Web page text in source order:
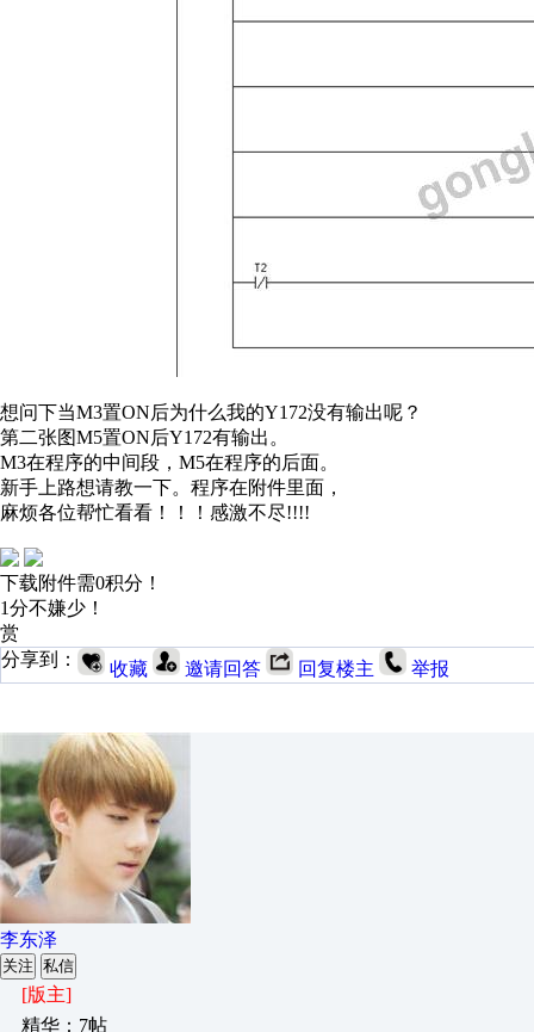
想问下当M3置ON后为什么我的Y172没有输出呢？
第二张图M5置ON后Y172有输出。
M3在程序的中间段，M5在程序的后面。
新手上路想请教一下。程序在附件里面，
麻烦各位帮忙看看！！！感激不尽!!!!
下载附件需0积分！
1分不嫌少！
赏
分享到：
收藏 邀请回答 回复楼主 举报
李东泽
关注 私信
[版主]
精华：7帖